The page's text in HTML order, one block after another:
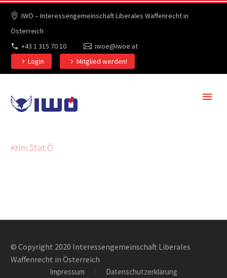
IWÖ – Interessengemeinschaft Liberales Waffenrecht in
Österreich
+43 1 315 70 10
iwoe@iwoe.at
Login
Mitglied werden!
Krim.Stat.Ö
© Copyright 2020 Interessengemeinschaft Liberales
Waffenrecht in Österreich
Impressum
Datenschutzerklärung